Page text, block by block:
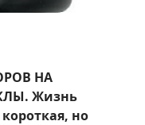
НА
Жизнь
но